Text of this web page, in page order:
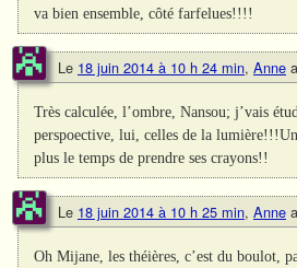
va bien ensemble, côté farfelues!!!!
Le 18 juin 2014 à 10 h 24 min, Anne
Très calculée, l’ombre, Nansou; j’vais
perspoective, lui, celles de la
plus le temps de prendre ses crayons!!
Le 18 juin 2014 à 10 h 25 min, Anne
Oh Mijane, les théières, c’est du boulot,